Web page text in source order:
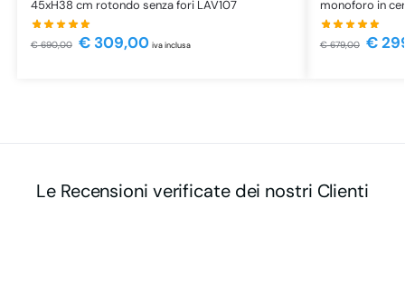
45xH38 cm rotondo senza fori LAV107
€690,00 €309,00 iva inclusa
monoforo in
€679,00 €
Le Recensioni verificate dei nostri Clienti